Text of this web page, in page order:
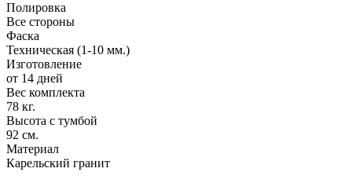
Полировка
Все стороны
Фаска
Техническая (1-10 мм.)
Изготовление
от 14 дней
Вес комплекта
78 кг.
Высота с тумбой
92 см.
Материал
Карельский гранит